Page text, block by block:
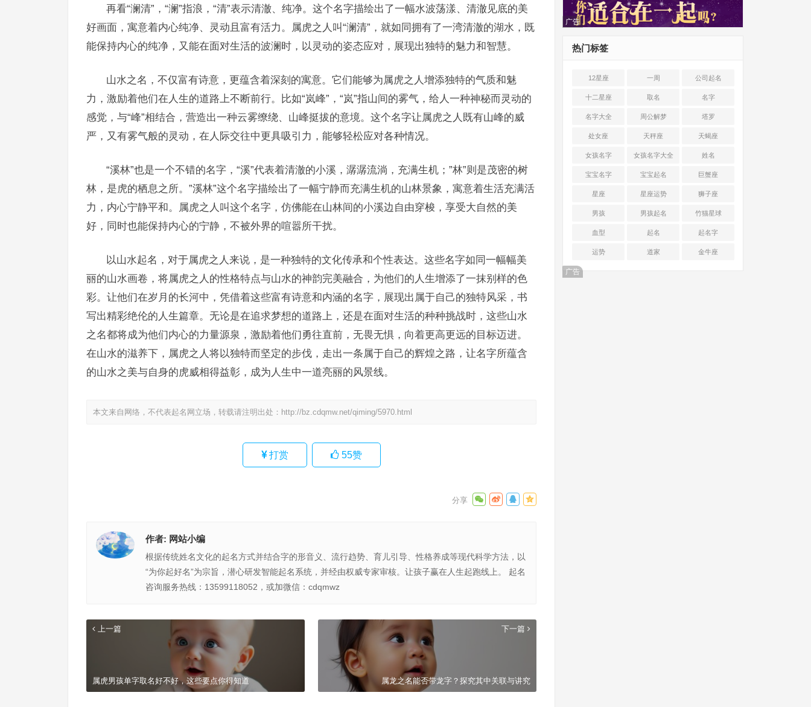
再看“澜清”，“澜”指浪，“清”表示清澈、纯净。这个名字描绘出了一幅水波荡漾、清澈见底的美
好画面，寓意着内心纯净、灵动且富有活力。属虎之人叫“澜清”，就如同拥有了一湾清澈的湖水，既
能保持内心的纯净，又能在面对生活的波澜时，以灵动的姿态应对，展现出独特的魅力和智慧。
山水之名，不仅富有诗意，更蕴含着深刻的寓意。它们能够为属虎之人增添独特的气质和魅
力，激励着他们在人生的道路上不断前行。比如“岚峰”，“岚”指山间的雾气，给人一种神秘而灵动的
感觉，与“峰”相结合，营造出一种云雾缭绕、山峰挺拔的意境。这个名字让属虎之人既有山峰的威
严，又有雾气般的灵动，在人际交往中更具吸引力，能够轻松应对各种情况。
“溪林”也是一个不错的名字，“溪”代表着清澈的小溪，潺潺流淌，充满生机；”林”则是茂密的树
林，是虎的栖息之所。”溪林”这个名字描绘出了一幅宁静而充满生机的山林景象，寓意着生活充满活
力，内心宁静平和。属虎之人叫这个名字，仿佛能在山林间的小溪边自由穿梭，享受大自然的美
好，同时也能保持内心的宁静，不被外界的喧嚣所干扰。
以山水起名，对于属虎之人来说，是一种独特的文化传承和个性表达。这些名字如同一幅幅美
丽的山水画卷，将属虎之人的性格特点与山水的神韵完美融合，为他们的人生增添了一抹别样的色
彩。让他们在岁月的长河中，凭借着这些富有诗意和内涵的名字，展现出属于自己的独特风采，书
写出精彩绝伦的人生篇章。无论是在追求梦想的道路上，还是在面对生活的种种挑战时，这些山水
之名都将成为他们内心的力量源泉，激励着他们勇往直前，无畏无惧，向着更高更远的目标迈进。
在山水的滋养下，属虎之人将以独特而坚定的步伐，走出一条属于自己的辉煌之路，让名字所蕴含
的山水之美与自身的虎威相得益彰，成为人生中一道亮丽的风景线。
本文来自网络，不代表起名网立场，转载请注明出处： http://bz.cdqmw.net/qiming/5970.html
打赏 55赞
作者: 网站小编
根据传统姓名文化的起名方式并结合字的形音义、流行趋势、育儿引导、性格养成等现代科学方法，以
“为你起好名”为宗旨，潜心研发智能起名系统，并经由权威专家审核。让孩子赢在人生起跑线上。 起名
咨询服务热线：13599118052，或加微信：cdqmwz
上一篇
属虎男孩单字取名好不好，这些要点你得知道
下一篇
属龙之名能否带龙字？探究其中关联与讲究
广告
热门标签
12星座 一周 公司起名
十二星座 取名 名字
名字大全 周公解梦 塔罗
处女座 天秤座 天蝎座
女孩名字 女孩名字大全 姓名
宝宝名字 宝宝起名 巨蟹座
星座 星座运势 狮子座
男孩 男孩起名 竹猫星球
血型 起名 起名字
运势 道家 金牛座
广告